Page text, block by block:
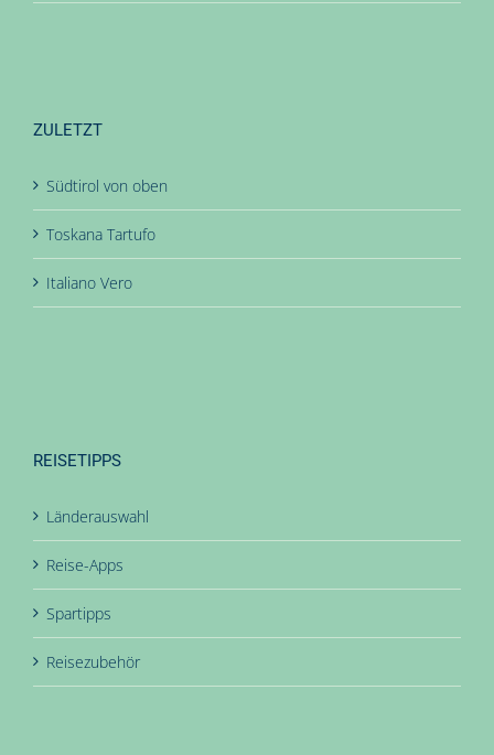
ZULETZT
Südtirol von oben
Toskana Tartufo
Italiano Vero
REISETIPPS
Länderauswahl
Reise-Apps
Spartipps
Reisezubehör